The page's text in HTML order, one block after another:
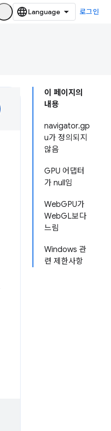
로그인
이 페이지의
내용
navigator.gp
u가 정의되지
않음
GPU 어댑터
가 null임
WebGPU가
WebGL보다
느림
Windows 관
련 제한사항